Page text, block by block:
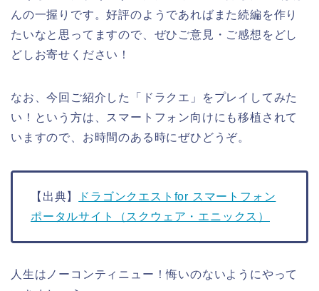
んの一握りです。好評のようであればまた続編を作り
たいなと思ってますので、ぜひご意見・ご感想をどし
どしお寄せください！
なお、今回ご紹介した「ドラクエ」をプレイしてみた
い！という方は、スマートフォン向けにも移植されて
いますので、お時間のある時にぜひどうぞ。
【出典】
ドラゴンクエストfor スマートフォン
ポータルサイト（スクウェア・エニックス）
人生はノーコンティニュー！悔いのないようにやって